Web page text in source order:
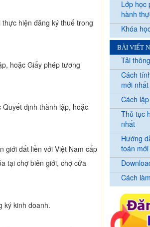
hiện đăng ký thuế trong
hoặc Giấy phép tương
định thành lập, hoặc
giới đất liền với Việt Nam cấp
tại chợ biên giới, chợ cửa
ký kinh doanh.
Lớp học
hành
Khóa
BÀI VIẾT
Tải
Cách
mới nhất
Cách
Thủ tục
nhất
Hướng
toán
Cách